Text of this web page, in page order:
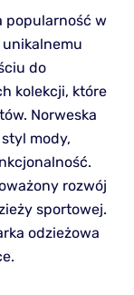
popularność w
unikalnemu
do
kolekcji, które
Norweska
mody,
rozwój
sportowej.
odzieżowa